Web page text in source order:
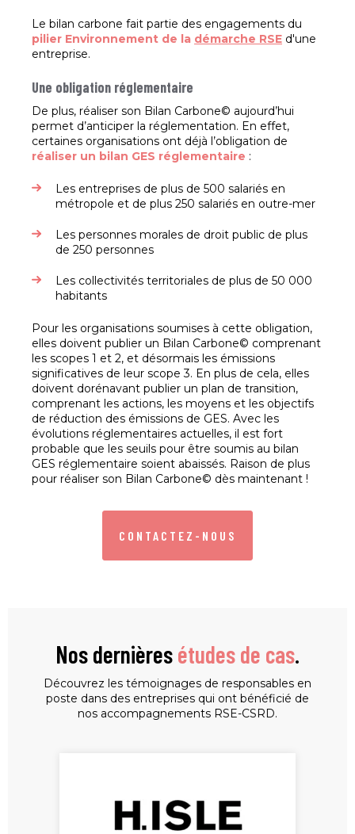
Le bilan carbone fait partie des engagements du
pilier Environnement de la démarche RSE d'une
entreprise.
Une obligation réglementaire
De plus, réaliser son Bilan Carbone© aujourd’hui
permet d’anticiper la réglementation. En effet,
certaines organisations ont déjà l’obligation de
réaliser un bilan GES réglementaire :
Les entreprises de plus de 500 salariés en
métropole et de plus 250 salariés en outre-mer
Les personnes morales de droit public de plus
de 250 personnes
Les collectivités territoriales de plus de 50 000
habitants
Pour les organisations soumises à cette obligation,
elles doivent publier un Bilan Carbone© comprenant
les scopes 1 et 2, et désormais les émissions
significatives de leur scope 3. En plus de cela, elles
doivent dorénavant publier un plan de transition,
comprenant les actions, les moyens et les objectifs
de réduction des émissions de GES. Avec les
évolutions réglementaires actuelles, il est fort
probable que les seuils pour être soumis au bilan
GES réglementaire soient abaissés. Raison de plus
pour réaliser son Bilan Carbone© dès maintenant !
CONTACTEZ-NOUS
Nos dernièresétudes de cas.
Découvrez les témoignages de responsables en
poste dans des entreprises qui ont bénéficié de
nos accompagnements RSE-CSRD.